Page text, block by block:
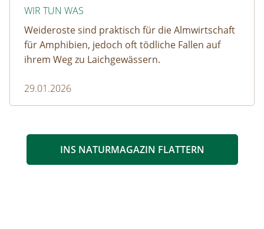
WIR TUN WAS
Weideroste sind praktisch für die Almwirtschaft
für Amphibien, jedoch oft tödliche Fallen auf
ihrem Weg zu Laichgewässern.
29.01.2026
INS NATURMAGAZIN FLATTERN